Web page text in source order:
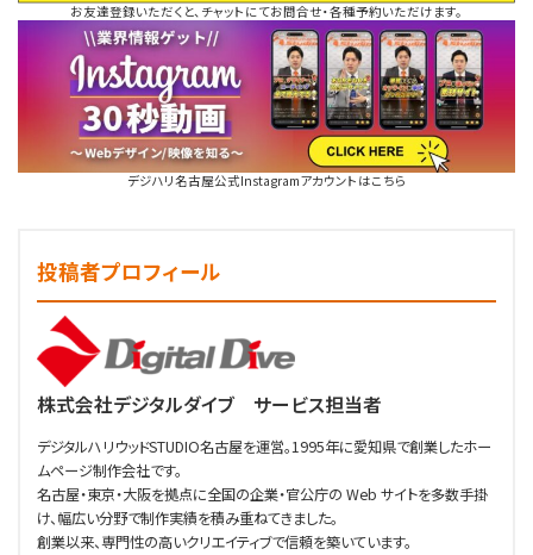
お友達登録いただくと、チャットにてお問合せ・各種予約いただけます。
デジハリ名古屋公式Instagramアカウントはこちら
投稿者プロフィール
株式会社デジタルダイブ サービス担当者
デジタルハリウッドSTUDIO名古屋を運営。1995年に愛知県で創業したホー
ムページ制作会社です。
名古屋・東京・大阪を拠点に全国の企業・官公庁の Web サイトを多数手掛
け、幅広い分野で制作実績を積み重ねてきました。
創業以来、専門性の高いクリエイティブで信頼を築いています。